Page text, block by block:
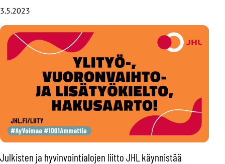
3.5.2023
Julkisten ja hyvinvointialojen liitto JHL käynnistää